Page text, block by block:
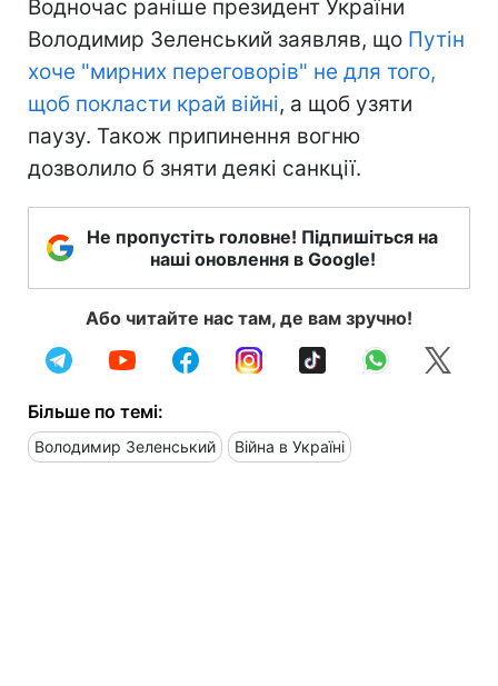
Водночас раніше президент України
Володимир Зеленський заявляв, що Путін
хоче "мирних переговорів" не для того,
щоб покласти край війні, а щоб узяти
паузу. Також припинення вогню
дозволило б зняти деякі санкції.
Не пропустіть головне! Підпишіться на
наші оновлення в Google!
Або читайте нас там, де вам зручно!
Більше по темі:
Володимир Зеленський Війна в Україні